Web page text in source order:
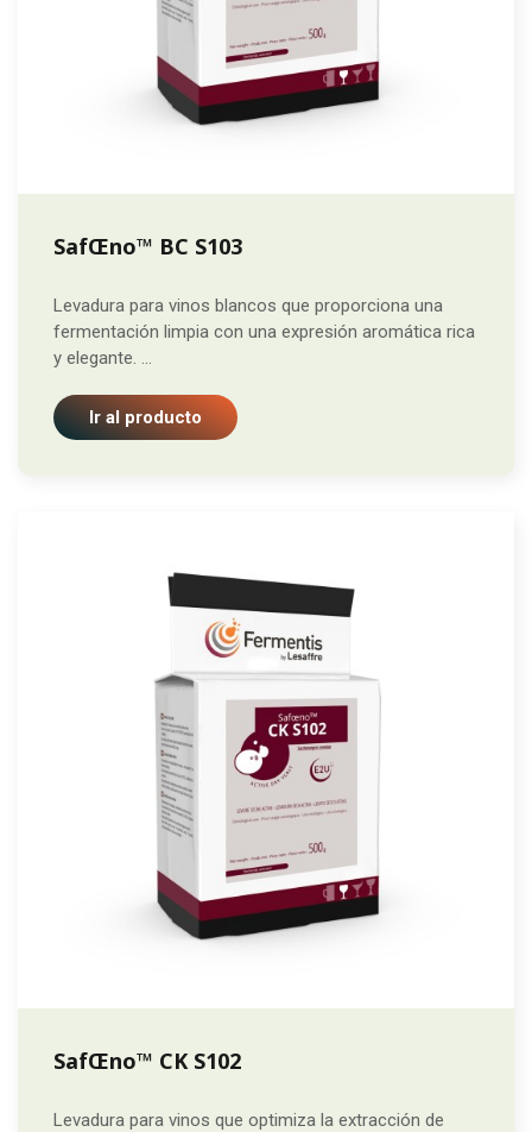
SafŒno™ BC S103
Levadura para vinos blancos que proporciona una
fermentación limpia con una expresión aromática rica
y elegante. ...
Ir al producto
SafŒno™ CK S102
Levadura para vinos que optimiza la extracción de